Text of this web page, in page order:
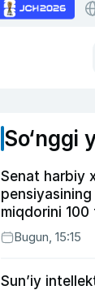
So‘nggi
Senat harbiy
miqdorini
oshirishni
qonunni
Bugun, 15:15
Sun’iy